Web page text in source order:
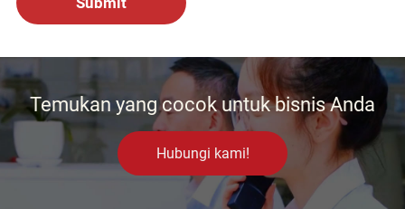
Temukan yang cocok untuk bisnis Anda
Hubungi kami!